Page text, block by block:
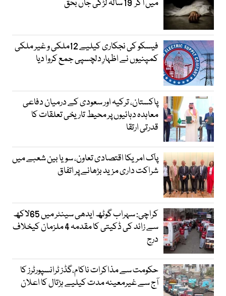
میں آکر 19 سالہ لڑکی جاں بحق
فیسکو کی نجکاری کیلیے 12ملکی و غیر ملکی
کمپنیوں نے اظہارِ دلچسپی جمع کروا دیا
پاکستان، ترکیہ اور سعودی کے درمیان دفاعی
معاہدہ دہائیوں پر محیط تاریخی تعلقات کا
قدرتی ارتقا
پاک امریکا اقتصادی تعاون، سویا بین شعبے میں
شراکت داری مزید بڑھانے پر اتفاق
کراچی: سہراب گوٹھ ایدھی سینٹر میں 65لاکھ
سے زائد کی ڈکیتی کا مقدمہ 4 ملزمان کیخلاف
درج
حکومت سے مذاکرات ناکام،گڈز ٹرانسپورٹرز کا
آج سے غیرمعینہ مدت کیلیے ہڑتال کا اعلان